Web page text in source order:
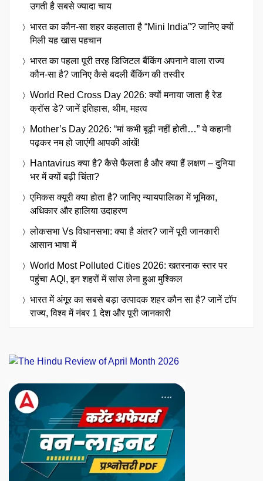
उगती है सबसे ज्यादा चाय
भारत का कौन-सा शहर कहलाता है “Mini India”? जानिए क्यों
मिली यह खास पहचान
भारत का पहला पूरी तरह डिजिटल बैंकिंग अपनाने वाला राज्य
कौन-सा है? जानिए कैसे बदली बैंकिंग की तस्वीर
World Red Cross Day 2026: क्यों मनाया जाता है रेड
क्रॉस डे? जानें इतिहास, थीम, महत्व
Mother’s Day 2026: “मां कभी बूढ़ी नहीं होती…” ये कहानी
पढ़कर नम हो जाएंगी आपकी आंखें!
Hantavirus क्या है? कैसे फैलता है और क्या हैं लक्षण – दुनिया
भर में क्यों बढ़ी चिंता?
एमिकस क्यूरी क्या होता है? जानिए न्यायपालिका में भूमिका,
अधिकार और हालिया उदाहरण
लोकसभा Vs विधानसभा: क्या है अंतर? जानें पूरी जानकारी
आसान भाषा में
World Most Polluted Cities 2026: खतरनाक स्तर पर
पहुंचा AQI, इन शहरों में सांस लेना हुआ मुश्किल
भारत में अंगूर का सबसे बड़ा उत्पादक शहर कौन सा है? जानें टॉप
राज्य, विश्व में नंबर 1 देश और पूरी जानकारी